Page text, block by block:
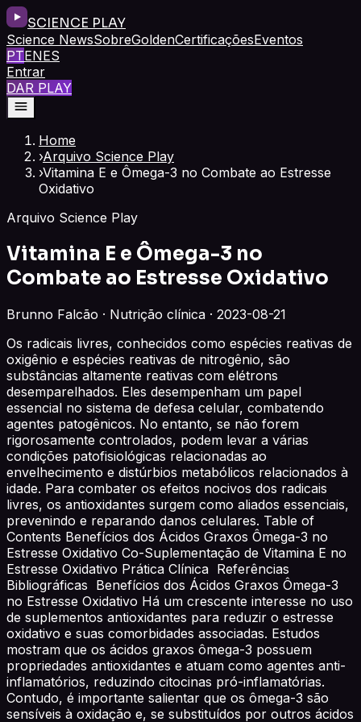
SCIENCE PLAY
Science NewsSobreGoldenCertificaçõesEventos
PTENES
Entrar
DAR PLAY
Home
›Arquivo Science Play
›Vitamina E e Ômega-3 no Combate ao Estresse
Oxidativo
Arquivo Science Play
Vitamina E e Ômega-3 no
Combate ao Estresse Oxidativo
Brunno Falcão · Nutrição clínica · 2023-08-21
Os radicais livres, conhecidos como espécies reativas de
oxigênio e espécies reativas de nitrogênio, são
substâncias altamente reativas com elétrons
desemparelhados. Eles desempenham um papel
essencial no sistema de defesa celular, combatendo
agentes patogênicos. No entanto, se não forem
rigorosamente controlados, podem levar a várias
condições patofisiológicas relacionadas ao
envelhecimento e distúrbios metabólicos relacionados à
idade. Para combater os efeitos nocivos dos radicais
livres, os antioxidantes surgem como aliados essenciais,
prevenindo e reparando danos celulares. Table of
Contents Benefícios dos Ácidos Graxos Ômega-3 no
Estresse Oxidativo Co-Suplementação de Vitamina E no
Estresse Oxidativo Prática Clínica Referências
Bibliográficas Benefícios dos Ácidos Graxos Ômega-3
no Estresse Oxidativo Há um crescente interesse no uso
de suplementos antioxidantes para reduzir o estresse
oxidativo e suas comorbidades associadas. Estudos
mostram que os ácidos graxos ômega-3 possuem
propriedades antioxidantes e atuam como agentes anti-
inflamatórios, reduzindo citocinas pró-inflamatórias.
Contudo, é importante salientar que os ômega-3 são
sensíveis à oxidação e, se substituídos por outros ácidos